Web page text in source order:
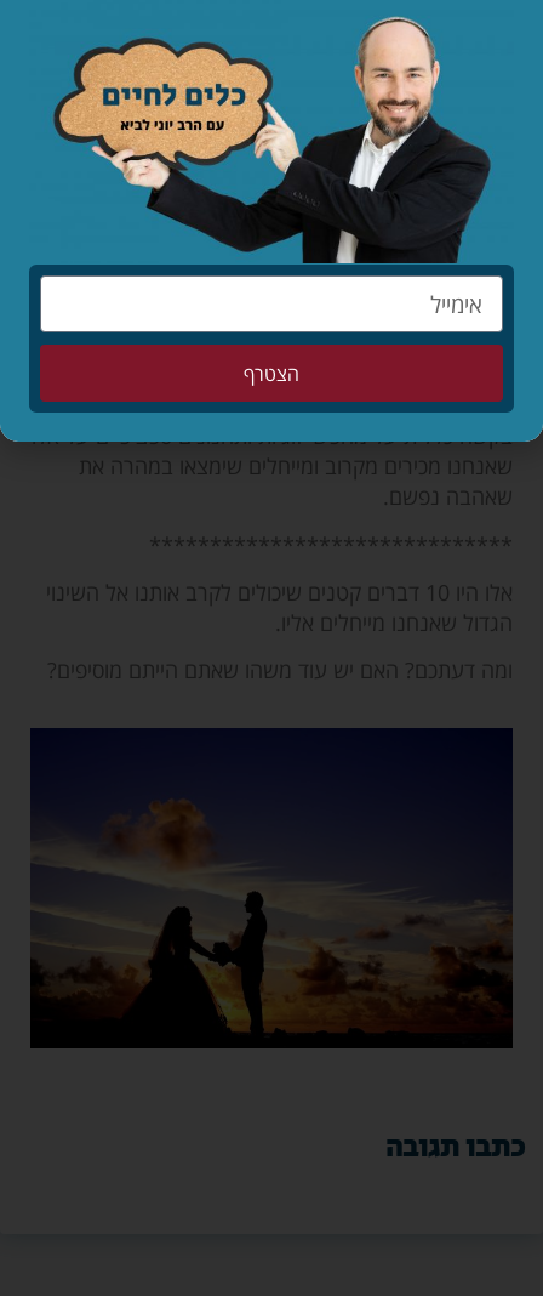
אנחנו רגילים לחשוב על הרווקים/ות. מה לגבי אלו שכבר
היו פעם בזוגיות אבל איבדו אותה? הלב שלהם משתוקק
בכאב למלא את החלל שנוצר. האם אנחנו זוכרים גם
הגרושים/ות ואת האלמנים/ות?
לפני 1900 שנה החליט רבן גמליאל על שינוי נועז
בתפילת שמונה עשרה וקבע בה ברכה נוספת
("ולמלשינים"). מי יודע, אם הוא היה חי היום, אולי היה
מוסיף את הברכה העשרים – "על הרווקים".
ובינתיים, בואו לא נחכה לאף אחד: נוסיף כל יום בתפילה
בקשה כללית על מחפשי זוגיות ותחנונים ספציפיים על אלו
שאנחנו מכירים מקרוב ומייחלים שימצאו במהרה את
שאהבה נפשם.
******************************
אלו היו 10 דברים קטנים שיכולים לקרב אותנו אל השינוי
הגדול שאנחנו מייחלים אליו.
ומה דעתכם? האם יש עוד משהו שאתם הייתם מוסיפים?
כתבו תגובה
הצטרף